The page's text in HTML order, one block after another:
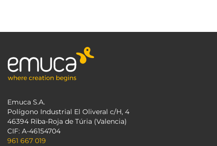
Emuca S.A.
Polígono Industrial El Oliveral c/H, 4
46394 Riba-Roja de Túria (Valencia)
CIF: A-46154704
961 667 019